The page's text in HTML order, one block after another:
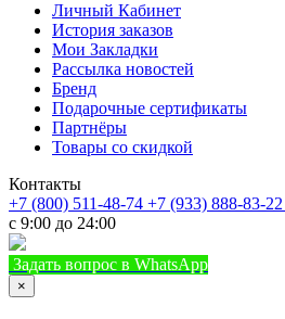
Личный Кабинет
История заказов
Мои Закладки
Рассылка новостей
Бренд
Подарочные сертификаты
Партнёры
Товары со скидкой
Контакты
+7 (800) 511-48-74 +7 (933) 888-83-22
с 9:00 до 24:00
Задать вопрос в WhatsApp
×